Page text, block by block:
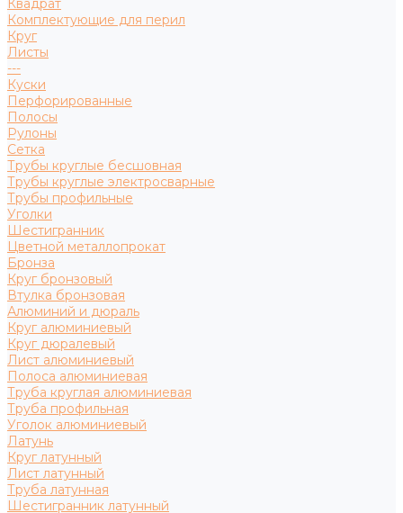
Квадрат
Комплектующие для перил
Круг
Листы
---
Куски
Перфорированные
Полосы
Рулоны
Сетка
Трубы круглые бесшовная
Трубы круглые электросварные
Трубы профильные
Уголки
Шестигранник
Цветной металлопрокат
Бронза
Круг бронзовый
Втулка бронзовая
Алюминий и дюраль
Круг алюминиевый
Круг дюралевый
Лист алюминиевый
Полоса алюминиевая
Труба круглая алюминиевая
Труба профильная
Уголок алюминиевый
Латунь
Круг латунный
Лист латунный
Труба латунная
Шестигранник латунный